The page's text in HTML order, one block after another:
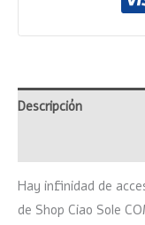
Descripción
Hay infinidad de
de Shop Ciao Sole